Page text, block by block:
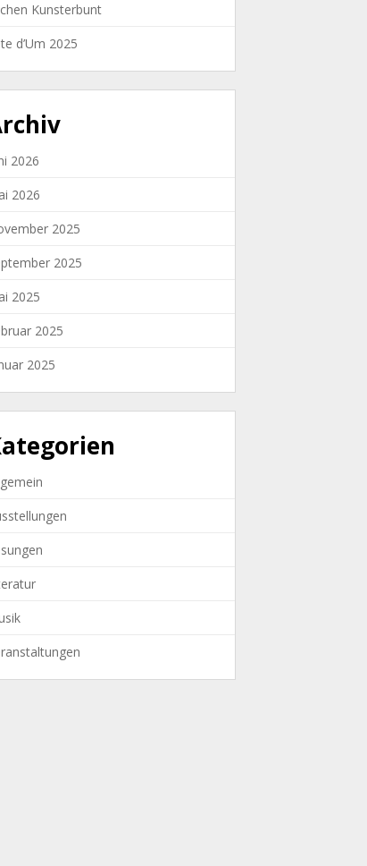
Kunsterbunt
d’Um 2025
2026
2026
2025
2025
2025
2025
2025